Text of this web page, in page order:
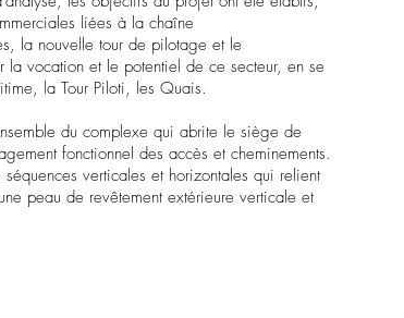
liées à la chaîne
la nouvelle tour de pilotage et le
vocation et le potentiel de ce secteur, en se
la Tour Piloti, les Quais.
du complexe qui abrite le siège de
fonctionnel des accès et cheminements.
verticales et horizontales qui relient
peau de revêtement extérieure verticale et